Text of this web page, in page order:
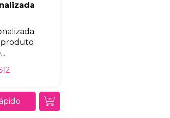
produto